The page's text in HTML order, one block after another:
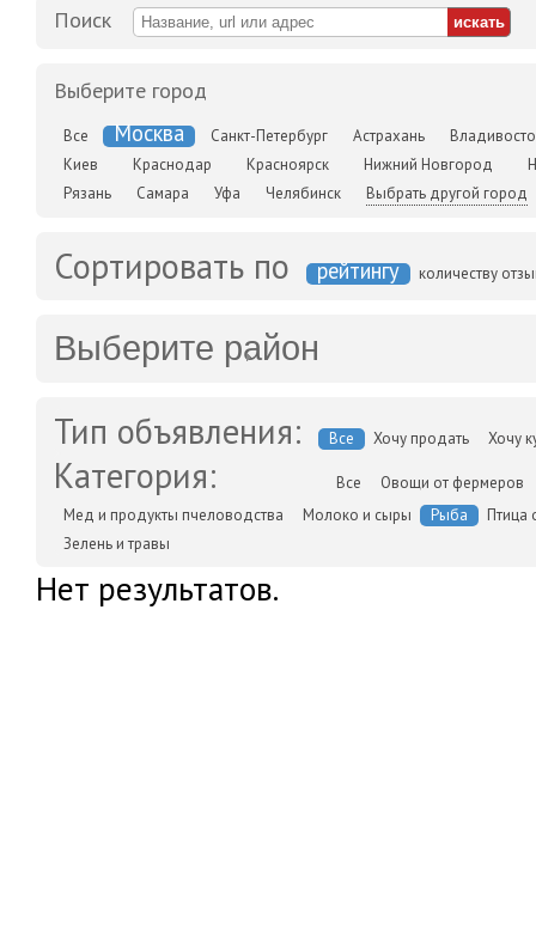
Поиск
Выберите город
Все Москва Санкт-Петербург Астрахань
Киев
Краснодар Красноярск Нижний Новгород
Рязань
Самара Уфа Челябинск Выбрать другой город
Сортировать по рейтингу количеству
Выберите район
Тип объявления: Все Хочу продать Хочу
Категория: Все
Овощи от фермеров
Мед и продукты пчеловодства
Молоко и сыры Рыба
Птица
Зелень и травы
Нет результатов.